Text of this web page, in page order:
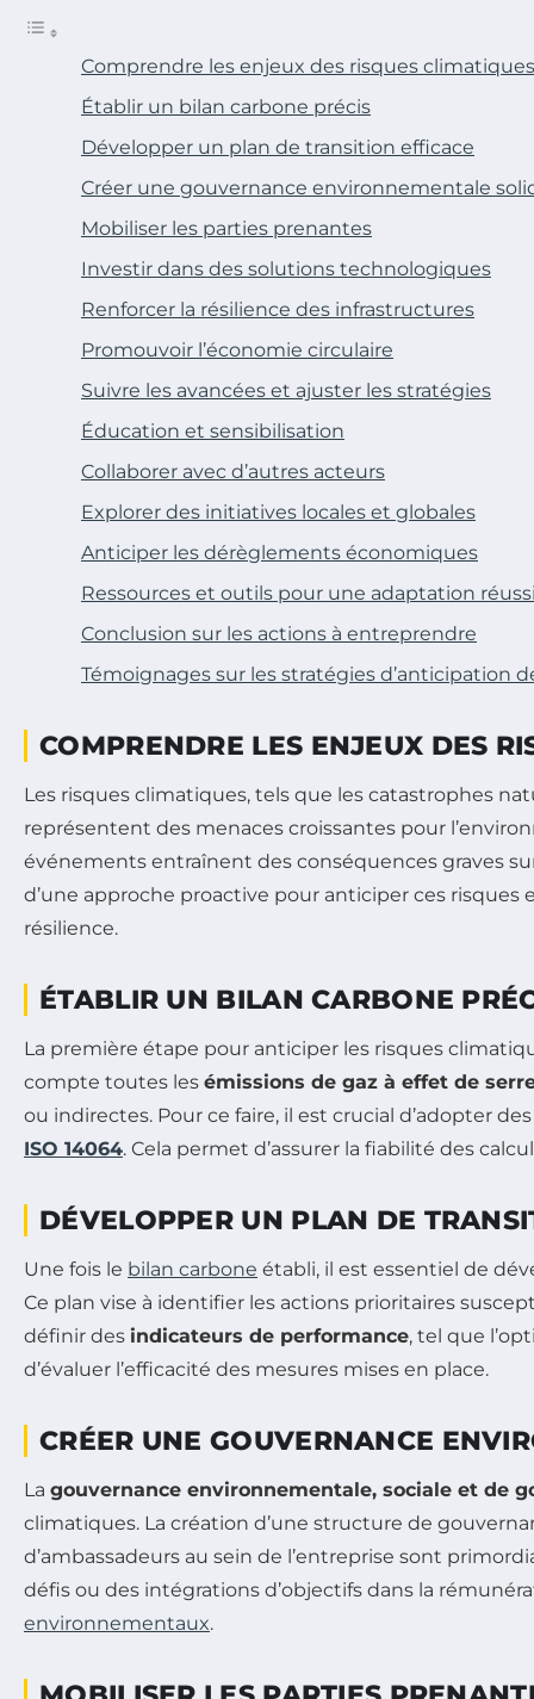
Comprendre les enjeux des risques climatiques
Établir un bilan carbone précis
Développer un plan de transition efficace
Créer une gouvernance environnementale
Mobiliser les parties prenantes
Investir dans des solutions technologiques
Renforcer la résilience des infrastructures
Promouvoir l’économie circulaire
Suivre les avancées et ajuster les stratégies
Éducation et sensibilisation
Collaborer avec d’autres acteurs
Explorer des initiatives locales et globales
Anticiper les dérèglements économiques
Ressources et outils pour une adaptation
Conclusion sur les actions à entreprendre
Témoignages sur les stratégies d’anticipation
COMPRENDRE LES ENJEUX DES
Les risques climatiques, tels que les catastrophes
représentent des menaces croissantes pour
événements entraînent des conséquences graves
d’une approche proactive pour anticiper ces
résilience.
ÉTABLIR UN BILAN CARBONE
La première étape pour anticiper les risques
compte toutes les émissions de gaz à effet de
ou indirectes. Pour ce faire, il est crucial d’adopter
ISO 14064. Cela permet d’assurer la fiabilité des
DÉVELOPPER UN PLAN DE
Une fois le bilan carbone établi, il est essentiel de
Ce plan vise à identifier les actions prioritaires
définir des indicateurs de performance, tel que
d’évaluer l’efficacité des mesures mises en place.
CRÉER UNE GOUVERNANCE
La gouvernance environnementale, sociale et de
climatiques. La création d’une structure de
d’ambassadeurs au sein de l’entreprise sont
défis ou des intégrations d’objectifs dans la
environnementaux.